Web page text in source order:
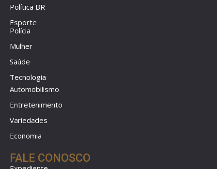
Política BR
Esporte
Polícia
Mulher
Saúde
Tecnologia
Automobilismo
Entretenimento
Variedades
Economia
FALE CONOSCO